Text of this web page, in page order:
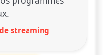
streaming